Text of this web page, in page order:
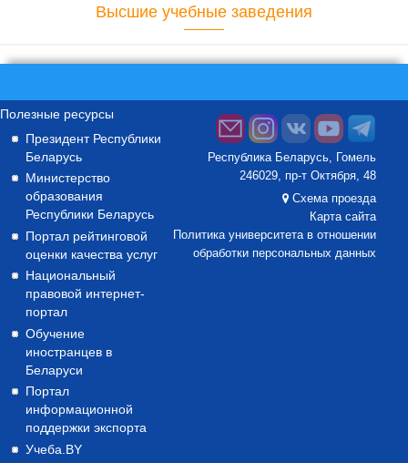
Высшие учебные заведения
Полезные ресурсы
Президент Республики
Беларусь
Министерство
образования
Республики Беларусь
Портал рейтинговой
оценки качества услуг
Национальный
правовой интернет-
портал
Обучение
иностранцев в
Беларуси
Портал
информационной
поддержки экспорта
Учеба.BY
Республика Беларусь, Гомель
246029, пр-т Октября, 48
Схема проезда
Карта сайта
Политика университета в отношении
обработки персональных данных